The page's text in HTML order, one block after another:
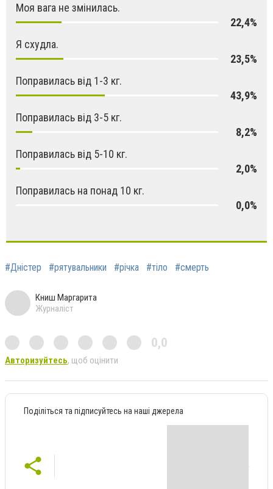
Моя вага не змінилась.
22,4%
Я схудла.
23,5%
Поправилась від 1-3 кг.
43,9%
Поправилась від 3-5 кг.
8,2%
Поправилась від 5-10 кг.
2,0%
Поправилась на понад 10 кг.
0,0%
#Дністер #рятувальники #річка #тіло #смерть
Книш Маргарита
Журналіст
0,0
Авторизуйтесь, щоб оцінити
Поділіться та підписуйтесь на наші джерела